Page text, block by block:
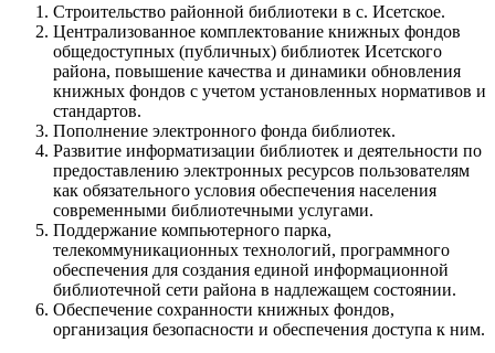
Строительство районной библиотеки в с. Исетское.
Централизованное комплектование книжных фондов
общедоступных (публичных) библиотек Исетского
района, повышение качества и динамики обновления
книжных фондов с учетом установленных нормативов и
стандартов.
Пополнение электронного фонда библиотек.
Развитие информатизации библиотек и деятельности по
предоставлению электронных ресурсов пользователям
как обязательного условия обеспечения населения
современными библиотечными услугами.
Поддержание компьютерного парка,
телекоммуникационных технологий, программного
обеспечения для создания единой информационной
библиотечной сети района в надлежащем состоянии.
Обеспечение сохранности книжных фондов,
организация безопасности и обеспечения доступа к ним.